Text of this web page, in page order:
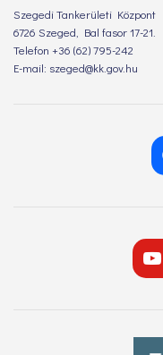
Szegedi Tankerületi Központ
6726 Szeged, Bal fasor 17-21.
Telefon +36 (62) 795-242
E-mail: szeged@kk.gov.hu